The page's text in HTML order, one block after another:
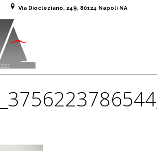
Via Diocleziano, 249, 80124 Napoli NA